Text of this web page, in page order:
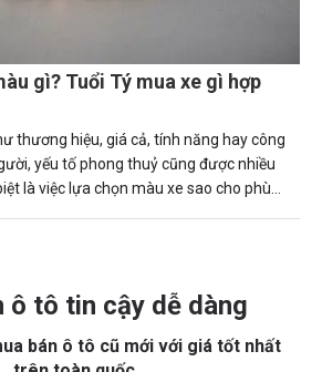
gì? Tuổi Tý mua xe gì hợp
thương hiệu, giá cả, tính năng hay công
yếu tố phong thuỷ cũng được nhiều
là việc lựa chọn màu xe sao cho phù
ô tô tin cậy dễ dàng
bán ô tô cũ mới với giá tốt nhất